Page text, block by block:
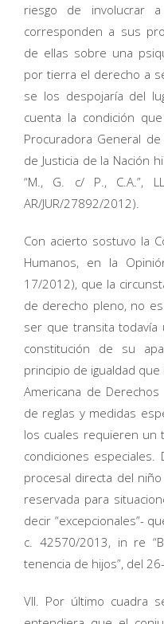
riesgo de involucrar
corresponden a sus
de ellas sobre una
por tierra el derecho a
se los despojaría del
cuenta la condición
Procuradora General
de Justicia de la Nación
“M., G. c/ P., C.A.”,
AR/JUR/27892/2012).
Con acierto sostuvo la
Humanos, en la
17/2012), que la
de derecho pleno, no
ser que transita todavía
constitución de su
principio de igualdad
Americana de
de reglas y medidas
los cuales requieren
condiciones
procesal directa del
reservada para
decir “excepcionales”-
c. 42570/2013, in re
tenencia de hijos”, del
VII. Por último cuadra